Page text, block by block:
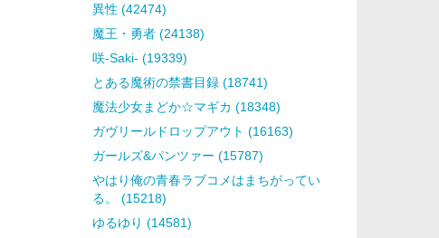
異性 (42474)
魔王・勇者 (24138)
咲-Saki- (19339)
とある魔術の禁書目録 (18741)
魔法少女まどか☆マギカ (18348)
ガヴリールドロップアウト (16163)
ガールズ&パンツァー (15787)
やはり俺の青春ラブコメはまちがってい
る。 (15218)
ゆるゆり (14581)